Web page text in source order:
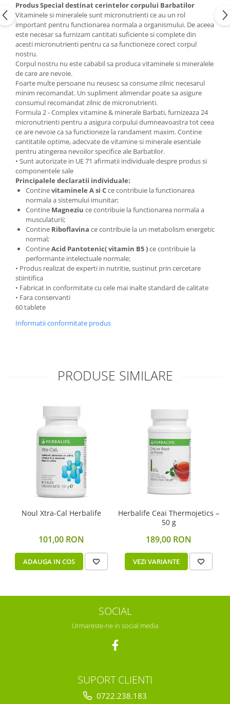
Produs Special destinat cerintelor corpului Barbatilor
Vitaminele si mineralele sunt micronutrienti ce au un rol
important pentru functionarea normala a organismului. De aceea
este necesar sa furnizam cantitati suficiente si complete din
acesti micronutrienti pentru ca sa functioneze corect corpul
nostru.
Corpul nostru nu este cababil sa produca vitaminele si mineralele
de care are nevoie.
Foarte multe persoane nu reusesc sa consume zilnic necesarul
minim recomandat. Un supliment alimendar poate sa asigure
consumul recomandat zilnic de micronutrienti.
Formula 2 - Complex vitamine & minerale Barbati, furnizeaza 24
micronutrienti pentru a asigura corpului dumneavoastra tot ceea
ce are nevoie ca sa functioneze la randament maxim. Contine
cantitatile optime, adecvate de vitamine si minerale esentiale
pentru atingerea nevoilor specifice ale Barbatilor.
• Sunt autorizate in UE 71 afirmatii individuale despre produs si
componentele sale
Principalele declaratii individuale:
Continevitaminele A si Cce contribuie la functionarea
normala a sistemului imunitar;
Contine Magneziu ce contribuie la functionarea normala a
musculaturii;
Contine Riboflavina ce contribuie la un metabolism energetic
normal;
ContineAcid Pantotenic( vitamin B5 )ce contribuie la
performante intelectuale normale;
• Produs realizat de experti in nutritie, sustinut prin cercetare
stiintifica
• Fabricat in conformitate cu cele mai inalte standard de calitate
• Fara conservanti
60 tablete
Informatii conformitate produs
PRODUSE SIMILARE
Noul Xtra-Cal Herbalife
101,00 RON
ADAUGA IN COS
Herbalife Ceai Thermojetics –
50 g
189,00 RON
VEZI VARIANTE
SOCIAL
Urmareste-ne in social media
SUPORT CLIENTI
0722.238.183